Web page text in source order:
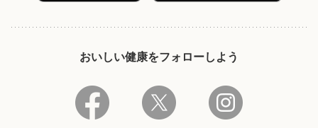
おいしい健康をフォローしよう